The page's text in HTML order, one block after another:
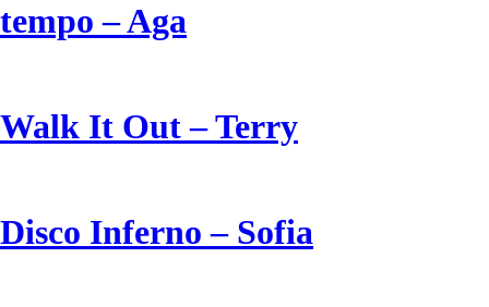
tempo – Aga
Walk It Out – Terry
Disco Inferno – Sofia